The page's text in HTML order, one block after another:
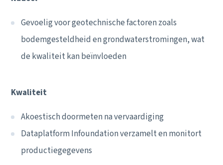
Gevoelig voor geotechnische factoren zoals
bodemgesteldheid en grondwaterstromingen, wat
de kwaliteit kan beïnvloeden
Kwaliteit
Akoestisch doormeten na vervaardiging
Dataplatform Infoundation verzamelt en monitort
productiegegevens